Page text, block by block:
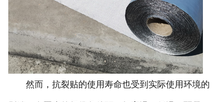
然而，抗裂贴的使用寿命也受到实际使用环境的